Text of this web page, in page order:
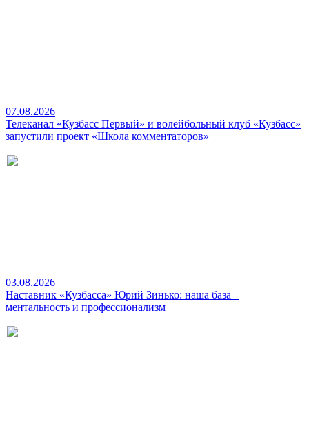
07.08.2026
Телеканал «Кузбасс Первый» и волейбольный клуб «Кузбасс»
запустили проект «Школа комментаторов»
03.08.2026
Наставник «Кузбасса» Юрий Зинько: наша база –
ментальность и профессионализм